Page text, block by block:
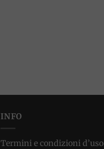
INFO
Termini e condizioni d’uso